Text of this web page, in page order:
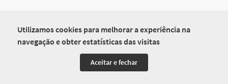
Utilizamos cookies para melhorar a experiência na
navegação e obter estatísticas das visitas
Aceitar e fechar